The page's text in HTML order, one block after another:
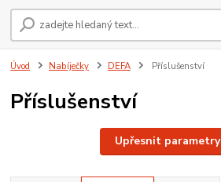
Úvod Nabíječky DEFA Příslušenství
Příslušenství
Upřesnit parametry